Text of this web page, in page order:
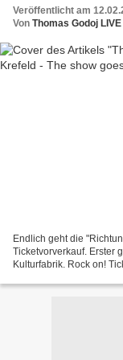
Veröffentlicht am
Von Thomas Godoj
Endlich geht die
Ticketvorverkauf. Erster
Kulturfabrik. Rock on!